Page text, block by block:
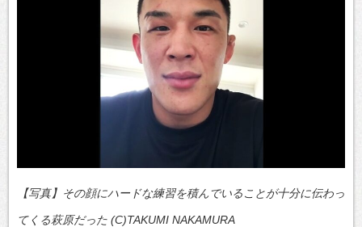
【写真】その顔にハードな練習を積んでいることが十分に伝わっ
てくる萩原だった (C)TAKUMI NAKAMURA